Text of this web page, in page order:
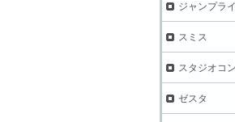
ジャンプラ
スミス
スタジオコ
ゼスタ